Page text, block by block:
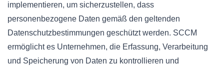
implementieren, um sicherzustellen, dass
personenbezogene Daten gemäß den geltenden
Datenschutzbestimmungen geschützt werden. SCCM
ermöglicht es Unternehmen, die Erfassung, Verarbeitung
und Speicherung von Daten zu kontrollieren und